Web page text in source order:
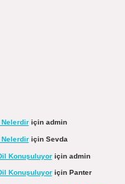
için admin
için Sevda
Konuşuluyoriçin admin
Konuşuluyoriçin Panter